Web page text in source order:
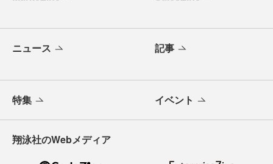
ニュース 記事
特集 イベント
翔泳社のWebメディア